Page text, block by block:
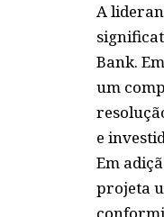
A
Bank.
um
e
Em
projeta